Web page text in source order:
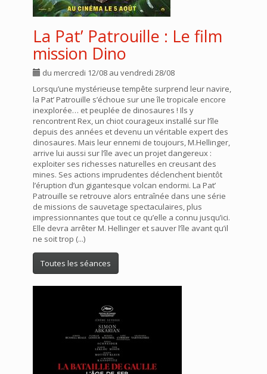
La Pat’ Patrouille : Le film
mission Dino
du mercredi 12/08 au vendredi 28/08
Lorsqu’une mystérieuse tempête surprend leur navire,
la Pat’ Patrouille s’échoue sur une île tropicale encore
inexplorée… et peuplée de dinosaures ! Ils y
rencontrent Rex, un chiot courageux installé sur l’île
depuis des années et devenu un véritable expert des
dinosaures. Mais leur ennemi de toujours, M.Hellinger,
arrive lui aussi sur l’île avec un projet dangereux :
exploiter ses richesses naturelles en creusant des
mines. Ses actions imprudentes déclenchent bientôt
l’éruption d’un gigantesque volcan endormi. La Pat’
Patrouille se retrouve alors entraînée dans une série
de missions de sauvetage spectaculaires, plus
impressionnantes que tout ce qu’elle a connu jusqu’ici.
Elle devra arrêter M. Hellinger et sauver l’île avant qu’il
ne soit trop (...)
Toutes les séances